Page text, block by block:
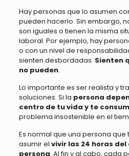
Hay personas que lo asumen
pueden hacerlo. Sin embargo,
son iguales o tienen la misma
laboral. Por ejemplo, hay
o con un nivel de
sienten desbordadas. Sienten
no pueden.
Lo importante es ser realista y
soluciones. Si la persona
centro de tu vida y te
problema insostenible en el
Es normal que una persona
asumir el vivir las 24 horas
persona. Al fin y al cabo, cada